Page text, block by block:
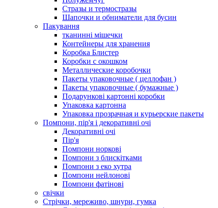
Стразы и термостразы
Шапочки и обниматели для бусин
Пакування
тканинні мішечки
Контейнеры для хранения
Коробка Блистер
Коробки с окошком
Металлические коробочки
Пакеты упаковочные ( целлофан )
Пакеты упаковочные ( бумажные )
Подарункові картонні коробки
Упаковка картонна
Упаковка прозрачная и курьерские пакеты
Помпони, пір'я і декоративні очі
Декоративні очі
Пір'я
Помпони норкові
Помпони з блискітками
Помпони з еко хутра
Помпони нейлонові
Помпони фатінові
свічки
Стрічки, мереживо, шнури, гумка